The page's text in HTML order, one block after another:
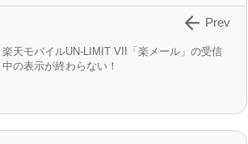
楽天モバイルUN-LIMIT VII「楽メール」の受信
中の表示が終わらない！
 Prev